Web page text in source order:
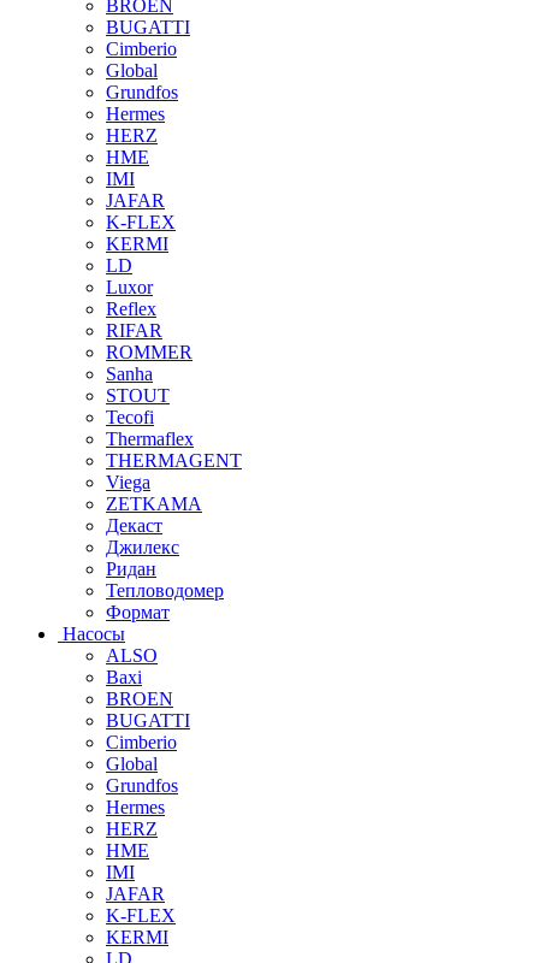
BROEN
BUGATTI
Cimberio
Global
Grundfos
Hermes
HERZ
HME
IMI
JAFAR
K-FLEX
KERMI
LD
Luxor
Reflex
RIFAR
ROMMER
Sanha
STOUT
Tecofi
Thermaflex
THERMAGENT
Viega
ZETKAMA
Декаст
Джилекс
Ридан
Тепловодомер
Формат
Насосы
ALSO
Baxi
BROEN
BUGATTI
Cimberio
Global
Grundfos
Hermes
HERZ
HME
IMI
JAFAR
K-FLEX
KERMI
LD